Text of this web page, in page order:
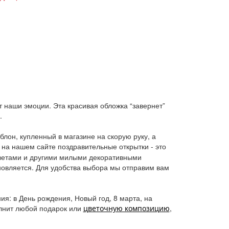
эмоции. Эта красивая обложка “завернет”
купленный в магазине на скорую руку, а
нашем сайте поздравительные открытки - это
и другими милыми декоративными
Для удобства выбора мы отправим вам
в День рождения, Новый год, 8 марта, на
любой подарок или цветочную композицию,